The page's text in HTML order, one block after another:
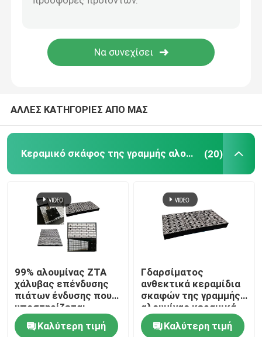
Κεραμικά κεραμίδια ένδυσης
ΑΛΛΕΣ ΚΑΤΗΓΟΡΙΕΣ ΑΠΟ ΜΑΣ
Κεραμικό σκάφος της γραμμής αλουμίνας (20)
99% αλουμίνας ZTA
χάλυβας επένδυσης
πιάτων ένδυσης που
υποστηρίζεται
κεραμικός
Καλύτερη τιμή
Γδαρσίματος
ανθεκτικά κεραμίδια
σκαφών της γραμμής
αλουμίνας κεραμικά
για το τσιμέντο
μεταλλείας
Καλύτερη τιμή